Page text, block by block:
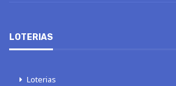
LOTERIAS
Loterias